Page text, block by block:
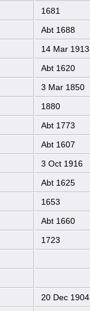
1681
Abt 1688
14 Mar 1913
Abt 1620
3 Mar 1850
1880
Abt 1773
Abt 1607
3 Oct 1916
Abt 1625
1653
Abt 1660
1723
20 Dec 1904